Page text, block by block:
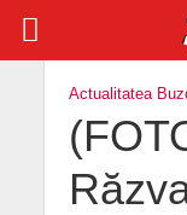
Actualitatea